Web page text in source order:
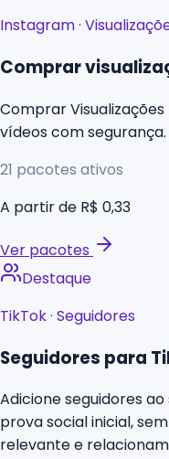
Instagram·
Comprar
Comprar
vídeos com segurança.
21 pacotes ativos
A partir de R$ 0,33
Ver pacotes
Destaque
TikTok· Seguidores
Seguidores para
Adicione seguidores
prova social inicial,
relevante e